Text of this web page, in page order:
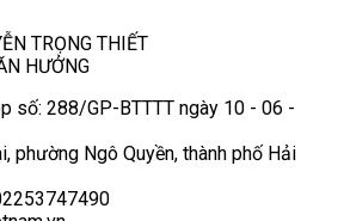
TRỌNG THIẾT
HƯỞNG
số: 288/GP-BTTTT ngày 10 - 06 -
phường Ngô Quyền, thành phố Hải